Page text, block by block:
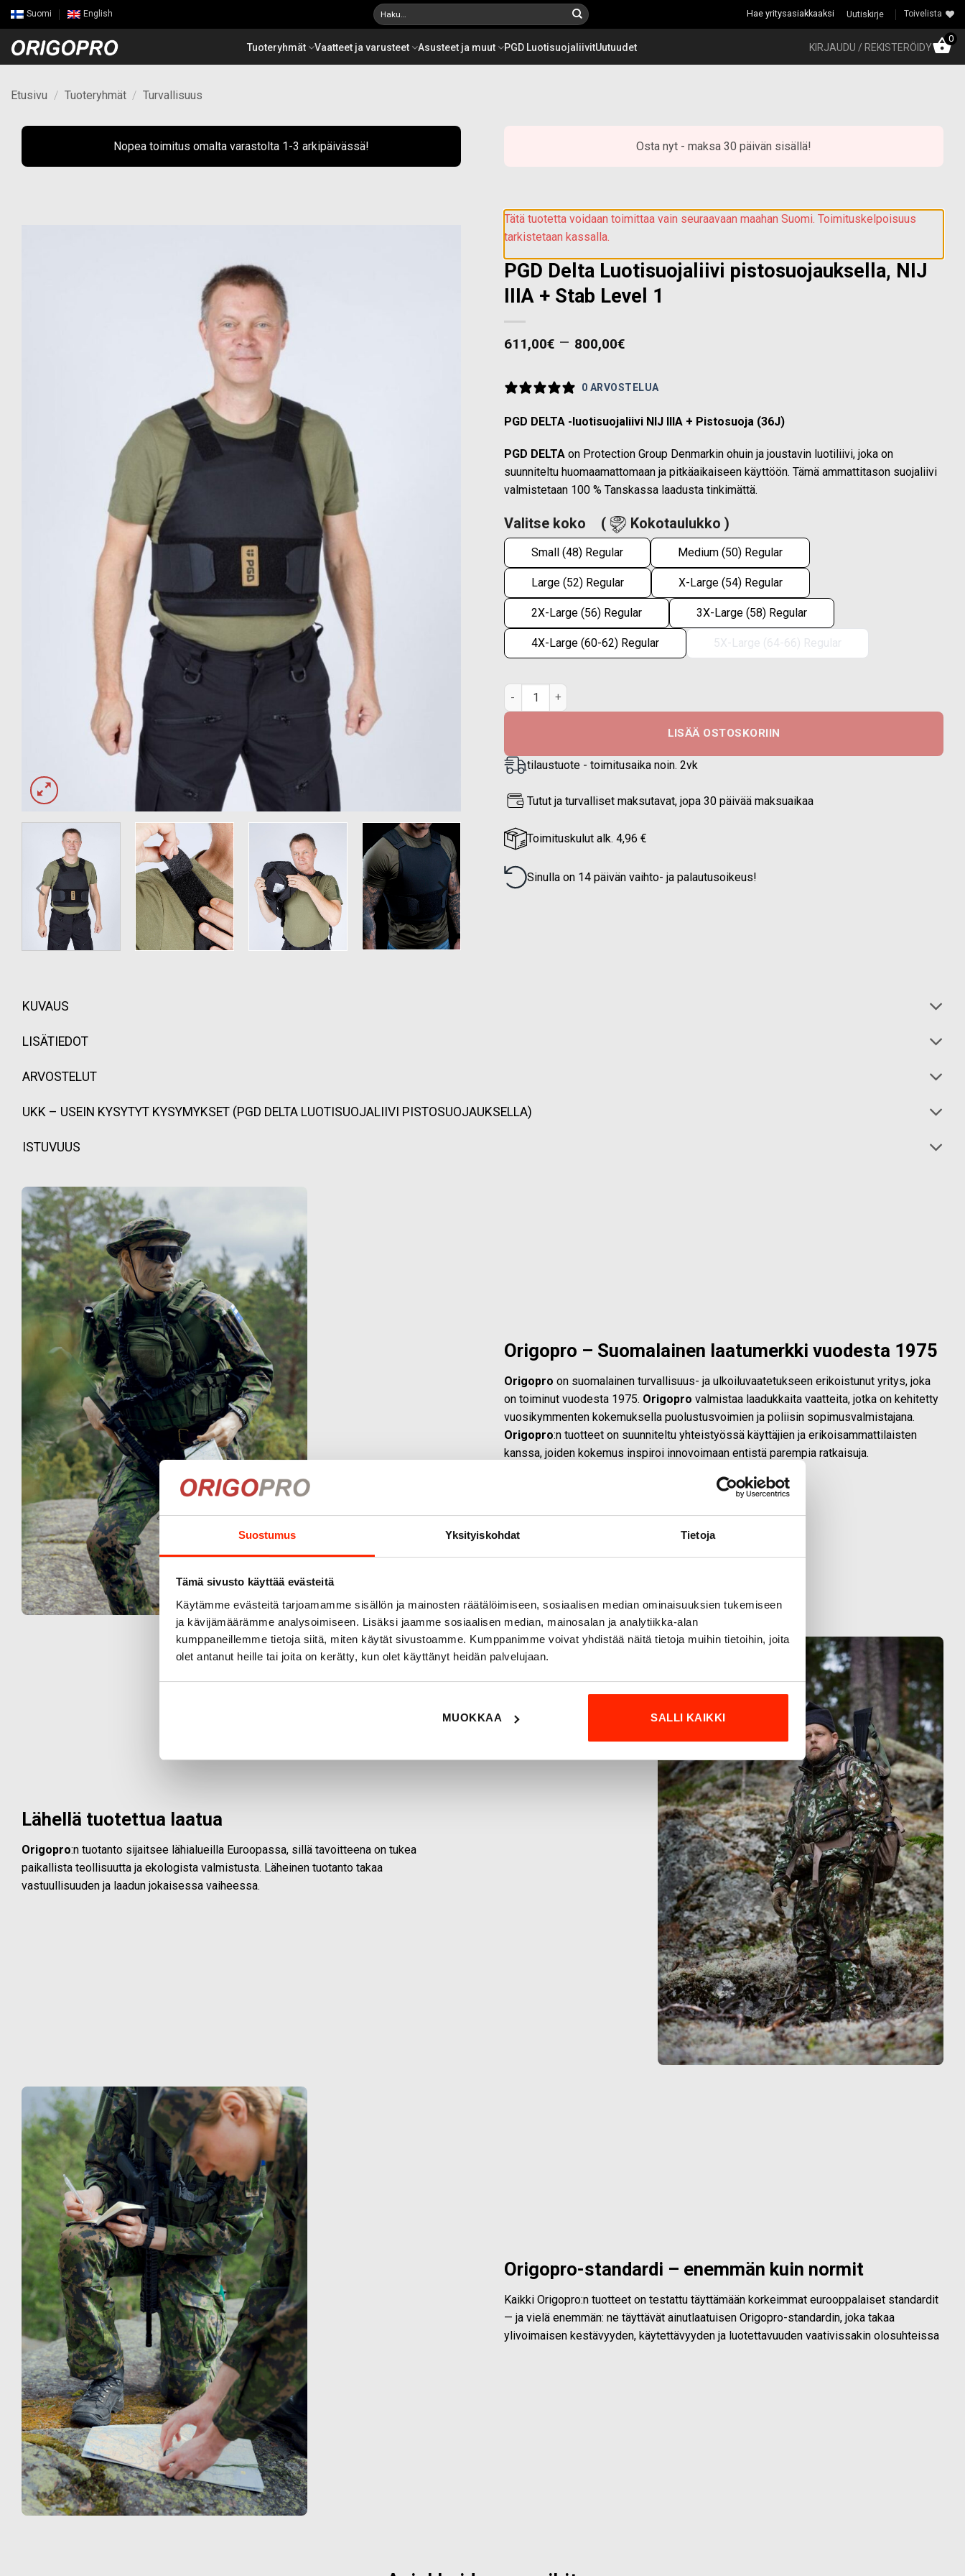
Suostumus Yksityiskohdat Tietoja
Tämä sivusto käyttää evästeitä
Käytämme evästeitä tarjoamamme sisällön ja mainosten räätälöimiseen, sosiaalisen median ominaisuuksien tukemiseen
ja kävijämäärämme analysoimiseen. Lisäksi jaamme sosiaalisen median, mainosalan ja analytiikka-alan
kumppaneillemme tietoja siitä, miten käytät sivustoamme. Kumppanimme voivat yhdistää näitä tietoja muihin tietoihin, joita
olet antanut heille tai joita on kerätty, kun olet käyttänyt heidän palvelujaan.
MUOKKAA SALLI KAIKKI
Skip
to
content
Suomi English Etsi: Hae yritysasiakkaaksi Uutiskirje Toivelista
Tuoteryhmät Vaatteet ja varusteet Asusteet ja muut PGD LuotisuojaliivitUutuudet KIRJAUDU / REKISTERÖIDY
0
Etusivu / Tuoteryhmät / Turvallisuus
Nopea toimitus omalta varastolta 1-3 arkipäivässä! Osta nyt - maksa 30 päivän sisällä!
Tätä tuotetta voidaan toimittaa vain seuraavaan maahan Suomi. Toimituskelpoisuus
tarkistetaan kassalla.
PGD Delta Luotisuojaliivi pistosuojauksella, NIJ
IIIA + Stab Level 1
611,00€ – 800,00€Price
through
0 ARVOSTELUA
PGD DELTA -luotisuojaliivi NIJ IIIA + Pistosuoja (36J)
PGD DELTA on Protection Group Denmarkin ohuin ja joustavin luotiliivi, joka on
suunniteltu huomaamattomaan ja pitkäaikaiseen käyttöön. Tämä ammattitason suojaliivi
valmistetaan 100 % Tanskassa laadusta tinkimättä.
Valitse koko ( Kokotaulukko )
Small (48) Regular Medium (50) Regular
Large (52) Regular X-Large (54) Regular
2X-Large (56) Regular 3X-Large (58) Regular
4X-Large (60-62) Regular 5X-Large (64-66) Regular
PGD Delta Luotisuojaliivi pistosuojauksella, NIJ IIIA + Stab Level 1 määrä
LISÄÄ OSTOSKORIIN
tilaustuote - toimitusaika noin. 2vk
Tutut ja turvalliset maksutavat, jopa 30 päivää maksuaikaa
Toimituskulut alk. 4,96 €
Sinulla on 14 päivän vaihto- ja palautusoikeus!
KUVAUS
LISÄTIEDOT
ARVOSTELUT
UKK – USEIN KYSYTYT KYSYMYKSET (PGD DELTA LUOTISUOJALIIVI PISTOSUOJAUKSELLA)
ISTUVUUS
Origopro – Suomalainen laatumerkki vuodesta 1975
Origopro on suomalainen turvallisuus- ja ulkoiluvaatetukseen erikoistunut yritys, joka
on toiminut vuodesta 1975. Origopro valmistaa laadukkaita vaatteita, jotka on kehitetty
vuosikymmenten kokemuksella puolustusvoimien ja poliisin sopimusvalmistajana.
Origopro:n tuotteet on suunniteltu yhteistyössä käyttäjien ja erikoisammattilaisten
kanssa, joiden kokemus inspiroi innovoimaan entistä parempia ratkaisuja.
Lähellä tuotettua laatua
Origopro:n tuotanto sijaitsee lähialueilla Euroopassa, sillä tavoitteena on tukea
paikallista teollisuutta ja ekologista valmistusta. Läheinen tuotanto takaa
vastuullisuuden ja laadun jokaisessa vaiheessa.
Origopro-standardi – enemmän kuin normit
Kaikki Origopro:n tuotteet on testattu täyttämään korkeimmat eurooppalaiset standardit
— ja vielä enemmän: ne täyttävät ainutlaatuisen Origopro-standardin, joka takaa
ylivoimaisen kestävyyden, käytettävyyden ja luotettavuuden vaativissakin olosuhteissa